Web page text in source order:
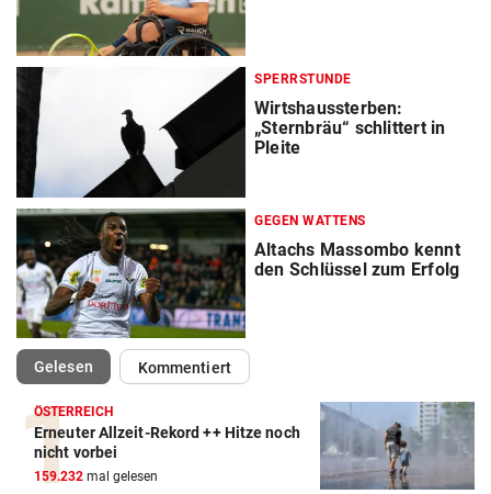
SPERRSTUNDE
Wirtshaussterben:
„Sternbräu“ schlittert in
Pleite
GEGEN WATTENS
Altachs Massombo kennt
den Schlüssel zum Erfolg
Gelesen(ausgewählt)Kommentiert
ÖSTERREICH
Erneuter Allzeit-Rekord ++ Hitze noch
nicht vorbei
159.232 mal gelesen